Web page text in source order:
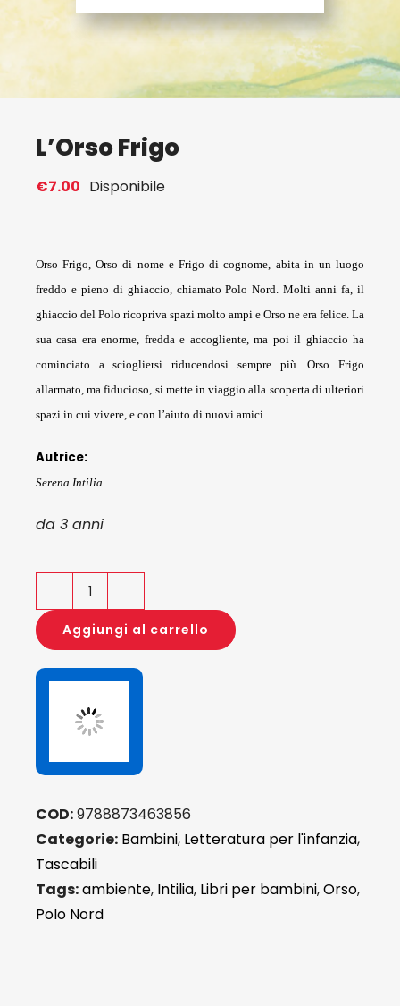
L’Orso Frigo
€7.00 Disponibile
Orso Frigo, Orso di nome e Frigo di cognome, abita in un luogo
freddo e pieno di ghiaccio, chiamato Polo Nord. Molti anni fa, il
ghiaccio del Polo ricopriva spazi molto ampi e Orso ne era felice. La
sua casa era enorme, fredda e accogliente, ma poi il ghiaccio ha
cominciato a sciogliersi riducendosi sempre più. Orso Frigo
allarmato, ma fiducioso, si mette in viaggio alla scoperta di ulteriori
spazi in cui vivere, e con l’aiuto di nuovi amici…
Autrice:
Serena Intilia
da 3 anni
L'Orso
Frigo
quantità
Aggiungi al carrello
COD:9788873463856
Categorie: Bambini, Letteratura per l'infanzia,
Tascabili
Tags:ambiente, Intilia, Libri per bambini,Orso,
Polo Nord